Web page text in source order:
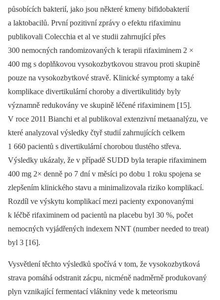
působících bakterií, jako jsou některé kmeny bifidobakterií
a laktobacilů. První pozitivní zprávy o efektu rifaximinu
publikovali Colecchia et al ve studii zahrnující přes
300 nemocných randomizovaných k terapii rifaximinem 2 ×
400 mg s doplňkovou vysokozbytkovou stravou proti skupině
pouze na vysokozbytkové stravě. Klinické symptomy a také
komplikace divertikulární choroby a divertikulitidy byly
významně redukovány ve skupině léčené rifaximinem [15].
V roce 2011 Bianchi et al publikoval extenzivní metaanalýzu, ve
které analyzoval výsledky čtyř studií zahrnujících celkem
1 660 pacientů s divertikulární chorobou tlustého střeva.
Výsledky ukázaly, že v případě SUDD byla terapie rifaximinem
400 mg 2× denně po 7 dní v měsíci po dobu 1 roku spojena se
zlepšením klinického stavu a minimalizovala riziko komplikací.
Rozdíl ve výskytu komplikací mezi pacienty exponovanými
k léčbě rifaximinem od pacientů na placebu byl 30 %, počet
nemocných vyjádřených indexem NNT (number needed to treat)
byl 3 [16].
Vysvětlení těchto výsledků spočívá v tom, že vysokozbytková
strava pomáhá odstranit zácpu, nicméně nadměrně produkovaný
plyn vznikající fermentací vlákniny vede k meteorismu